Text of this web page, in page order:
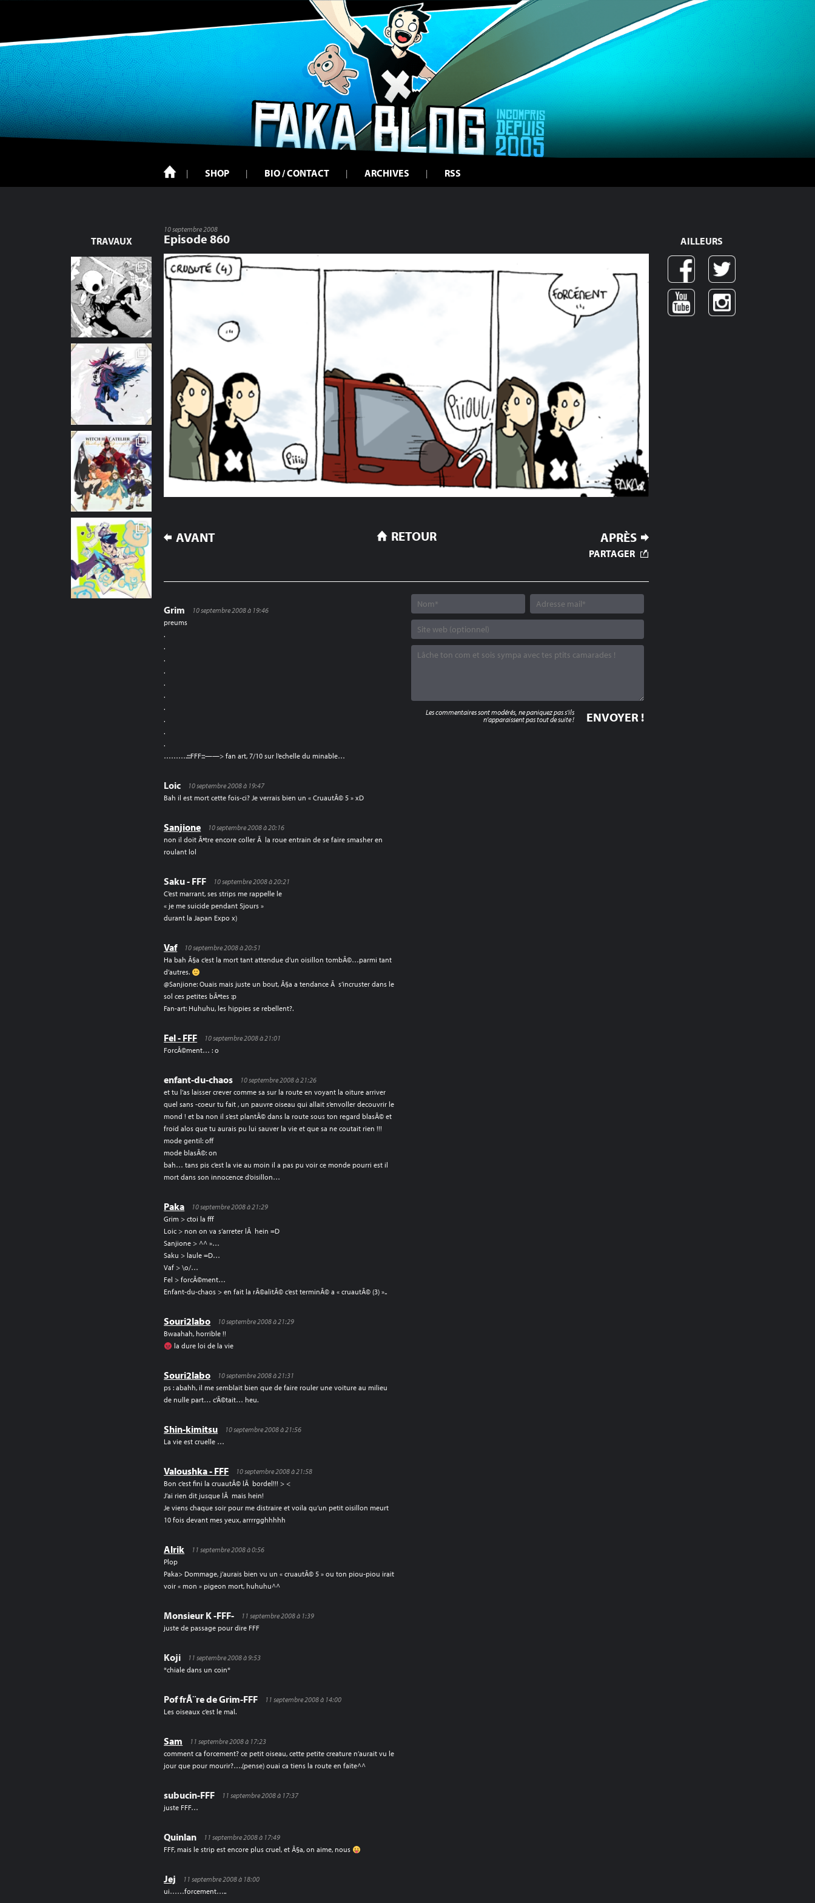
SHOP BIO / CONTACT ARCHIVES RSS
TRAVAUX
10 septembre 2008
Episode 860
NAVIGATION
AVANT APRÈS
RETOUR
PARTAGER
Grim
10 septembre 2008 à 19:46
preums
.
.
.
.
.
.
.
.
.
.
……….:::FFF:::——> fan art, 7/10 sur l’echelle du minable…
Loic
10 septembre 2008 à 19:47
Bah il est mort cette fois-ci? Je verrais bien un « CruautÃ© 5 » xD
Sanjione
10 septembre 2008 à 20:16
non il doit Ãªtre encore coller Ã la roue entrain de se faire smasher en
roulant lol
Saku - FFF
10 septembre 2008 à 20:21
C’est marrant, ses strips me rappelle le
« je me suicide pendant 5jours »
durant la Japan Expo x)
Vaf
10 septembre 2008 à 20:51
Ha bah Ã§a c’est la mort tant attendue d’un oisillon tombÃ©…parmi tant
d’autres.
@Sanjione: Ouais mais juste un bout, Ã§a a tendance Ã s’incruster dans le
sol ces petites bÃªtes :p
Fan-art: Huhuhu, les hippies se rebellent?.
Fel - FFF
10 septembre 2008 à 21:01
ForcÃ©ment… : o
enfant-du-chaos
10 septembre 2008 à 21:26
et tu l’as laisser crever comme sa sur la route en voyant la oiture arriver
quel sans -coeur tu fait , un pauvre oiseau qui allait s’envoller decouvrir le
mond ! et ba non il s’est plantÃ© dans la route sous ton regard blasÃ© et
froid alos que tu aurais pu lui sauver la vie et que sa ne coutait rien !!!
mode gentil: off
mode blasÃ©: on
bah… tans pis c’est la vie au moin il a pas pu voir ce monde pourri est il
mort dans son innocence d’oisillon…
Paka
10 septembre 2008 à 21:29
Grim > ctoi la fff
Loic > non on va s’arreter lÃ hein =D
Sanjione > ^^ »…
Saku > laule =D…
Vaf > \o/…
Fel > forcÃ©ment…
Enfant-du-chaos > en fait la rÃ©alitÃ© c’est terminÃ© a « cruautÃ© (3) »..
Souri2labo
10 septembre 2008 à 21:29
Bwaahah, horrible !!
la dure loi de la vie
Souri2labo
10 septembre 2008 à 21:31
ps : abahh, il me semblait bien que de faire rouler une voiture au milieu
de nulle part… c’Ã©tait… heu.
Shin-kimitsu
10 septembre 2008 à 21:56
La vie est cruelle …
Valoushka - FFF
10 septembre 2008 à 21:58
Bon c’est fini la cruautÃ© lÃ bordel!!! > <
J’ai rien dit jusque lÃ mais hein!
Je viens chaque soir pour me distraire et voila qu’un petit oisillon meurt
10 fois devant mes yeux, arrrrgghhhhh
Alrik
11 septembre 2008 à 0:56
Plop
Paka> Dommage, j’aurais bien vu un « cruautÃ© 5 » ou ton piou-piou irait
voir « mon » pigeon mort, huhuhu^^
Monsieur K -FFF-
11 septembre 2008 à 1:39
juste de passage pour dire FFF
Koji
11 septembre 2008 à 9:53
*chiale dans un coin*
Pof frÃ¨re de Grim-FFF
11 septembre 2008 à 14:00
Les oiseaux c’est le mal.
Sam
11 septembre 2008 à 17:23
comment ca forcement? ce petit oiseau, cette petite creature n’aurait vu le
jour que pour mourir?….(pense) ouai ca tiens la route en faite^^
subucin-FFF
11 septembre 2008 à 17:37
juste FFF…
Quinlan
11 septembre 2008 à 17:49
FFF, mais le strip est encore plus cruel, et Ã§a, on aime, nous
Jej
11 septembre 2008 à 18:00
ui……forcement…..
Les commentaires sont modérés, ne paniquez pas s'ils
n'apparaissent pas tout de suite !
AILLEURS